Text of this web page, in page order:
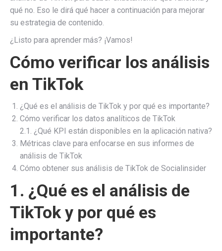
qué no. Eso le dirá qué hacer a continuación para mejorar
su estrategia de contenido.
¿Listo para aprender más? ¡Vamos!
Cómo verificar los análisis
en TikTok
¿Qué es el análisis de TikTok y por qué es importante?
Cómo verificar los datos analíticos de TikTok
2.1. ¿Qué KPI están disponibles en la aplicación nativa?
Métricas clave para enfocarse en sus informes de
análisis de TikTok
Cómo obtener sus análisis de TikTok de Socialinsider
1. ¿Qué es el análisis de
TikTok y por qué es
importante?